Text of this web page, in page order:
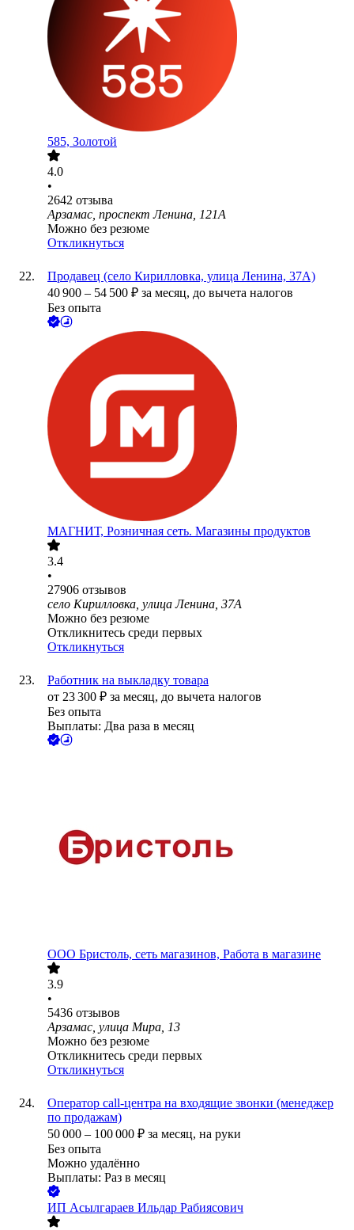
585, Золотой
4.0
•
2642 отзыва
Арзамас, проспект Ленина, 121А
Можно без резюме
Откликнуться
Продавец (село Кирилловка, улица Ленина, 37А)
40 900 – 54 500 ₽ за месяц, до вычета налогов
Без опыта
МАГНИТ, Розничная сеть. Магазины продуктов
3.4
•
27906 отзывов
село Кирилловка, улица Ленина, 37А
Можно без резюме
Откликнитесь среди первых
Откликнуться
Работник на выкладку товара
от 23 300 ₽ за месяц, до вычета налогов
Без опыта
Выплаты: Два раза в месяц
ООО Бристоль, сеть магазинов, Работа в магазине
3.9
•
5436 отзывов
Арзамас, улица Мира, 13
Можно без резюме
Откликнитесь среди первых
Откликнуться
Оператор call-центра на входящие звонки (менеджер
по продажам)
50 000 – 100 000 ₽ за месяц, на руки
Без опыта
Можно удалённо
Выплаты: Раз в месяц
ИП Асылгараев Ильдар Рабиясович